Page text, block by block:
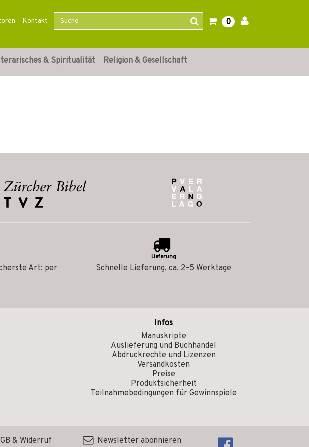
Kontakt 0
& Spiritualität Religion & Gesellschaft
Art: per
Lieferung
Schnelle Lieferung, ca. 2–5 Werktage
Infos
Manuskripte
Auslieferung und Buchhandel
Abdruckrechte und Lizenzen
Versandkosten
Preise
Produktsicherheit
Teilnahmebedingungen für Gewinnspiele
& Widerruf Newsletter abonnieren